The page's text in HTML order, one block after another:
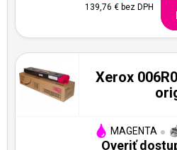
139,76 €bez DPH
Xerox
MAGENTA
Overiť